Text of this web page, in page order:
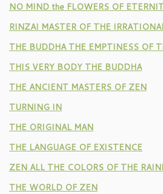
NO MIND the FLOWERS OF
RINZAI MASTER OF THE
THE BUDDHA THE EMPTINESS OF
THIS VERY BODY THE BUDDHA
THE ANCIENT MASTERS OF ZEN
TURNING IN
THE ORIGINAL MAN
THE LANGUAGE OF EXISTENCE
ZEN ALL THE COLORS OF THE
THE WORLD OF ZEN